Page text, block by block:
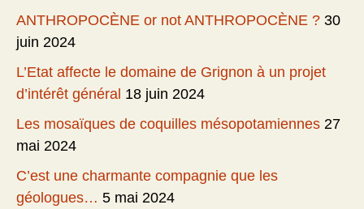
ANTHROPOCÈNE or not ANTHROPOCÈNE ? 30
juin 2024
L’Etat affecte le domaine de Grignon à un projet
d’intérêt général 18 juin 2024
Les mosaïques de coquilles mésopotamiennes 27
mai 2024
C’est une charmante compagnie que les
géologues… 5 mai 2024